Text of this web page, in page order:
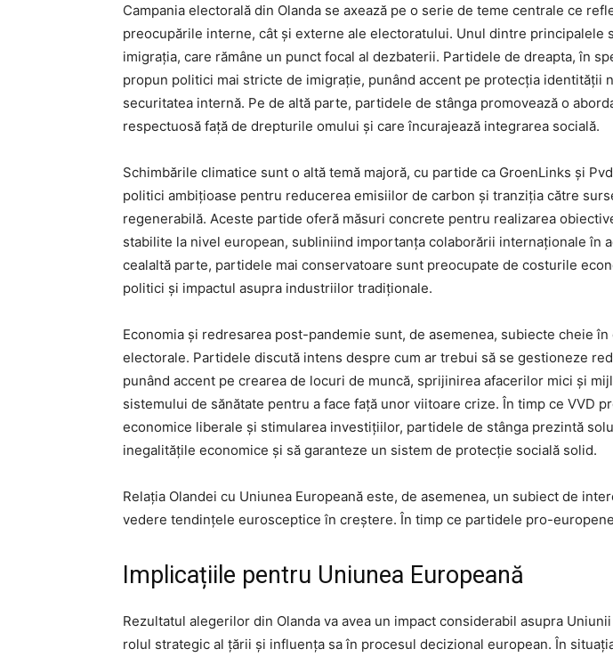
Campania electorală din Olanda se axează pe o serie de teme centrale ce
preocupările interne, cât și externe ale electoratului. Unul dintre principalele
imigrația, care rămâne un punct focal al dezbaterii. Partidele de dreapta, în
propun politici mai stricte de imigrație, punând accent pe protecția identității
securitatea internă. Pe de altă parte, partidele de stânga promovează o
respectuosă față de drepturile omului și care încurajează integrarea socială.
Schimbările climatice sunt o altă temă majoră, cu partide ca GroenLinks și
politici ambițioase pentru reducerea emisiilor de carbon și tranziția către
regenerabilă. Aceste partide oferă măsuri concrete pentru realizarea
stabilite la nivel european, subliniind importanța colaborării internaționale în
cealaltă parte, partidele mai conservatoare sunt preocupate de costurile
politici și impactul asupra industriilor tradiționale.
Economia și redresarea post-pandemie sunt, de asemenea, subiecte cheie
electorale. Partidele discută intens despre cum ar trebui să se gestioneze
punând accent pe crearea de locuri de muncă, sprijinirea afacerilor mici și
sistemului de sănătate pentru a face față unor viitoare crize. În timp ce VVD
economice liberale și stimularea investițiilor, partidele de stânga prezintă
inegalitățile economice și să garanteze un sistem de protecție socială solid.
Relația Olandei cu Uniunea Europeană este, de asemenea, un subiect de
vedere tendințele eurosceptice în creștere. În timp ce partidele pro-
Implicațiile pentru Uniunea Europeană
Rezultatul alegerilor din Olanda va avea un impact considerabil asupra
rolul strategic al țării și influența sa în procesul decizional european. În